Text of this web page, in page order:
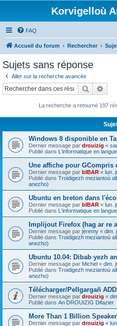
Korvigelloù
FAQ
Accueil du forum Rechercher
Sujets sans réponse
Aller sur la recherche avancée
La recherche a retourné 197
Windows 8 disponible en
Dernier message par drouizig «
Publié dans L'informatique en
Une affiche pour GCompris
Dernier message par bIBAR « lun.
Publié dans Troidigezh meziantoù
anezho)
Ubuntu en breton dans
Dernier message par bIBAR « lun.
Publié dans L'informatique en
Implijout Firefox (hag ar re
Dernier message par jeremy « dim.
Publié dans Troidigezh meziantoù
anezho)
Ubuntu 10.04: Dibab yezh
Dernier message par Michel « dim.
Publié dans Troidigezh meziantoù
anezho)
Télécharger/Pellgargañ
Dernier message par drouizig «
Publié dans An DROUIZIG Difazier
More Than 1 Billion
Dernier message par drouizig «